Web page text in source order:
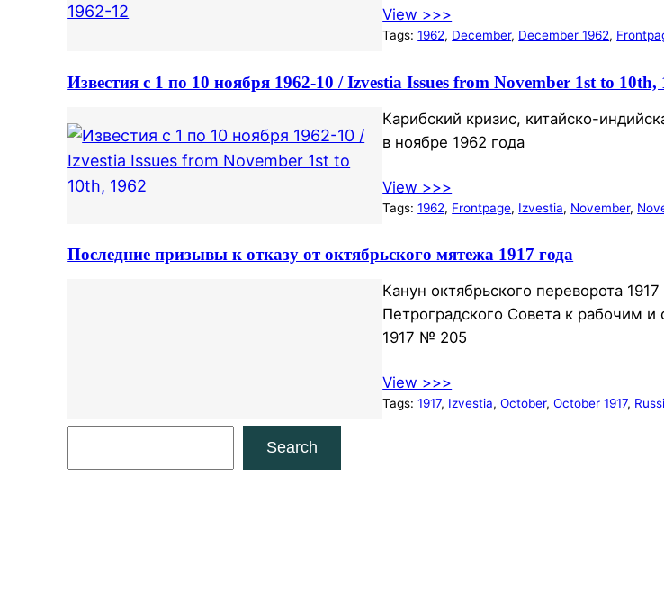
View >>>
Tags:1962, December, December 1962,
Известия с 1 по 10 ноября 1962-10 / Izvestia Issues from November 1st to 10th,
Карибский кризис, китайско-
в ноябре 1962 года
View >>>
Tags:1962, Frontpage, Izvestia, November,
Последние призывы к отказу от октябрьского мятежа 1917 года
Канун октябрьского переворота
Петроградского Совета к рабочим и
1917 № 205
View >>>
Tags:1917, Izvestia, October, October 1917,
Search